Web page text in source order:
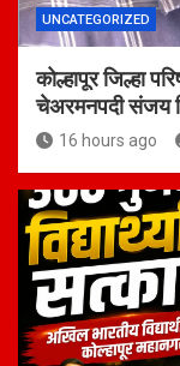
UNCATEGORIZED
कोल्हापूर जिल्हा
चेअरमनपदी संजय
16 hours ago